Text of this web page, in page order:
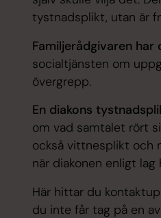
tystnadsplikt, utan är
Familjerådgivaren
socialtjänsten om
övergrepp.
En diakons
om vad samtalet rört
också vittnesplikt och
när diakonen enligt
Här hittar du
du inte får tag på en